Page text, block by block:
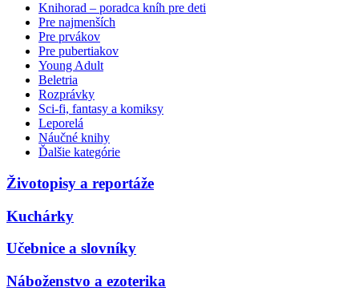
Knihorad – poradca kníh pre deti
Pre najmenších
Pre prvákov
Pre pubertiakov
Young Adult
Beletria
Rozprávky
Sci-fi, fantasy a komiksy
Leporelá
Náučné knihy
Ďalšie kategórie
Životopisy a reportáže
Kuchárky
Učebnice a slovníky
Náboženstvo a ezoterika